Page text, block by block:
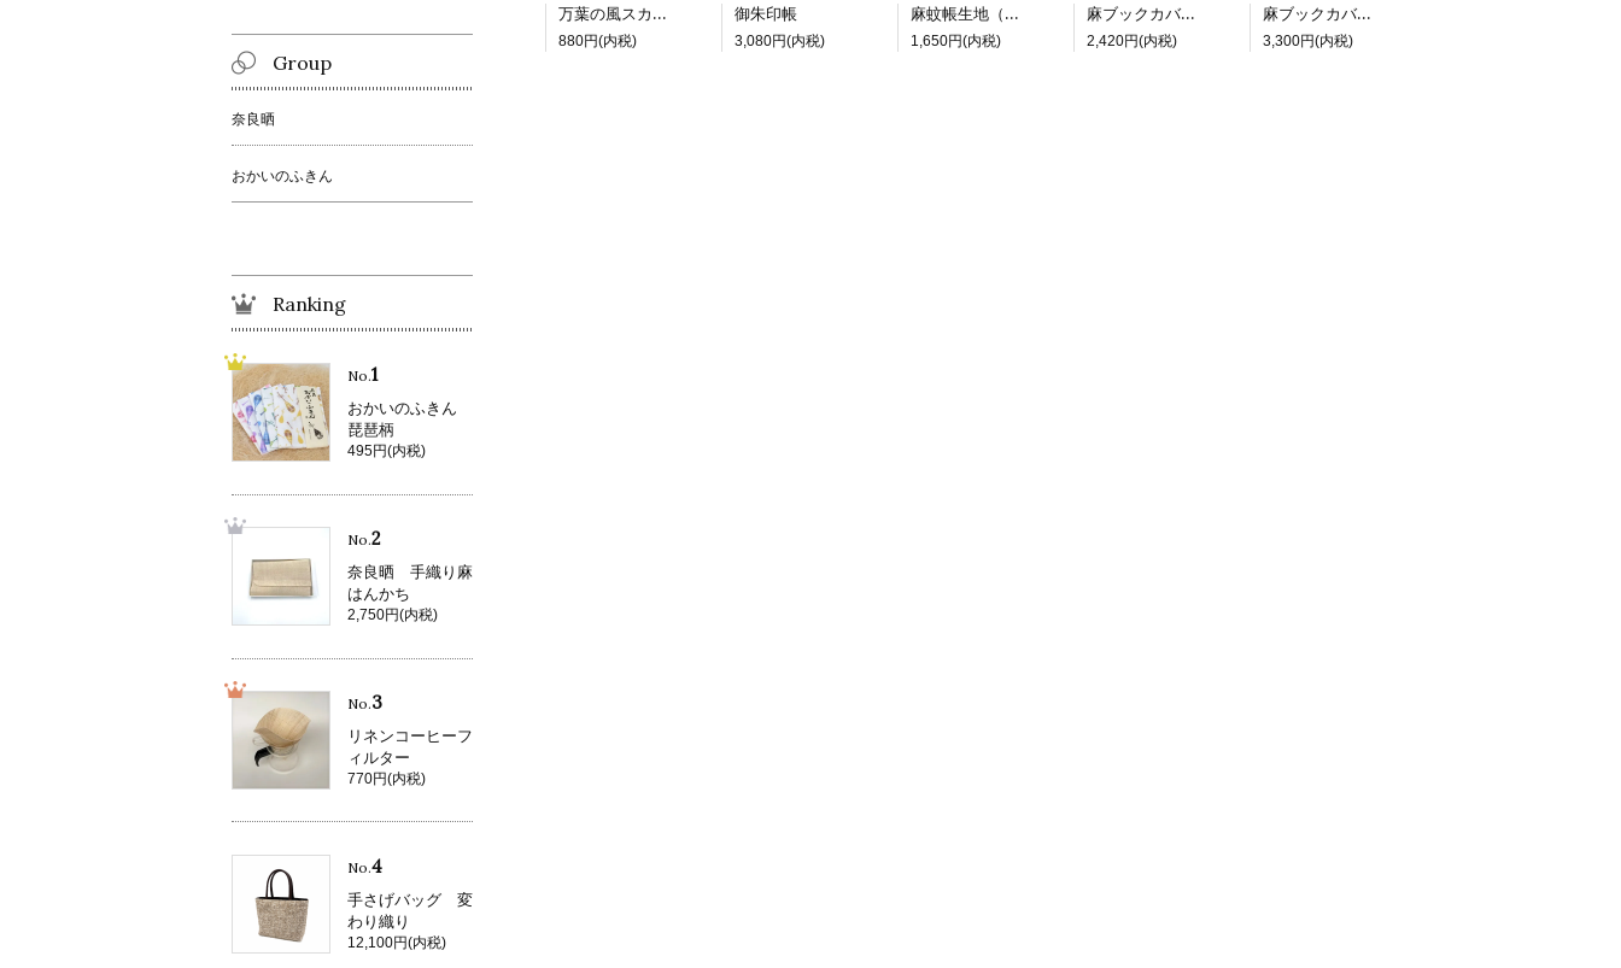
万葉の風スカーフ
880円(内税)
御朱印帳
3,080円(内税)
麻蚊帳生地（生成）
1,650円(内税)
麻ブックカバー（文庫サイズ）ライン柄入り
2,420円(内税)
麻ブックカバー（新書サイズ）無地
3,300円(内税)
Group
奈良晒
おかいのふきん
Ranking
No.1
おかいのふきん
琵琶柄
495円(内税)
No.2
奈良晒 手織り麻
はんかち
2,750円(内税)
No.3
リネンコーヒーフ
ィルター
770円(内税)
No.4
手さげバッグ 変
わり織り
12,100円(内税)